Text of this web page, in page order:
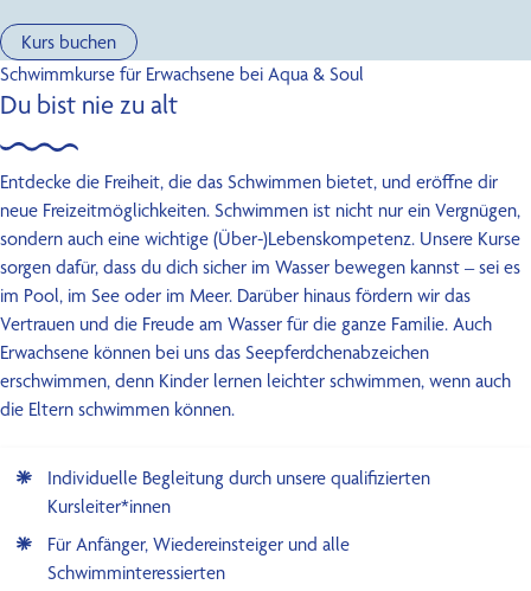
Kurs buchen
Schwimmkurse für Erwachsene bei Aqua & Soul
Du bist nie zu alt
Entdecke die Freiheit, die das Schwimmen bietet, und eröffne dir
neue Freizeitmöglichkeiten. Schwimmen ist nicht nur ein Vergnügen,
sondern auch eine wichtige (Über-)Lebenskompetenz. Unsere Kurse
sorgen dafür, dass du dich sicher im Wasser bewegen kannst – sei es
im Pool, im See oder im Meer. Darüber hinaus fördern wir das
Vertrauen und die Freude am Wasser für die ganze Familie. Auch
Erwachsene können bei uns das Seepferdchenabzeichen
erschwimmen, denn Kinder lernen leichter schwimmen, wenn auch
die Eltern schwimmen können.
Individuelle Begleitung durch unsere qualifizierten
Kursleiter*innen
Für Anfänger, Wiedereinsteiger und alle
Schwimminteressierten